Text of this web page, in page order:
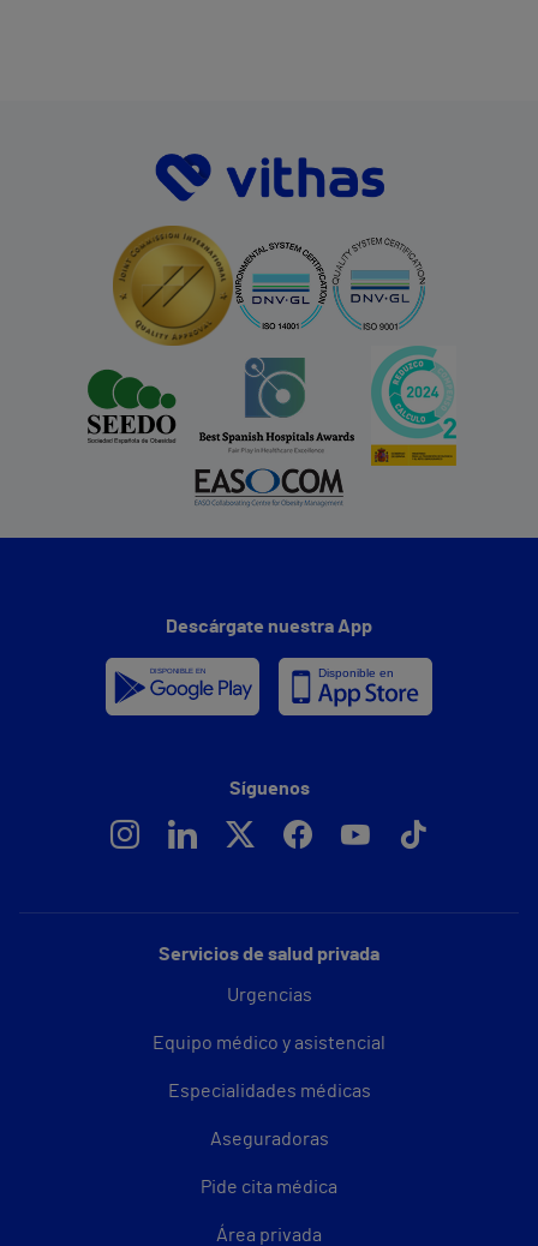
Servicios de salud privada
Urgencias
Equipo médico y asistencial
Especialidades médicas
Aseguradoras
Pide cita médica
Área privada
Descárgate nuestra App
Síguenos